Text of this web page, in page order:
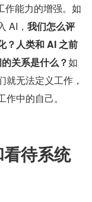
作能力的增强。如
AI， 我们怎么评
？人类和 AI 之前
关系是什么？如
无法定义工作，
中的自己。
待系统